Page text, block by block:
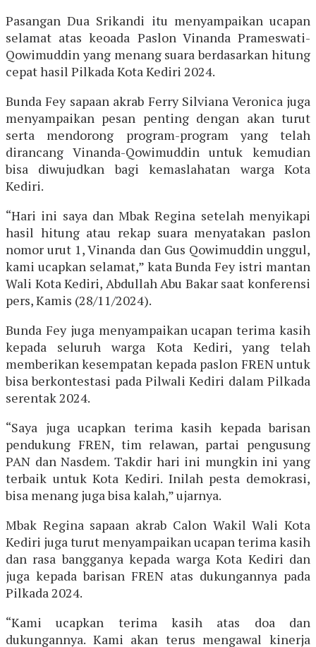
Pasangan Dua Srikandi itu menyampaikan ucapan
selamat atas keoada Paslon Vinanda Prameswati-
Qowimuddin yang menang suara berdasarkan hitung
cepat hasil Pilkada Kota Kediri 2024.
Bunda Fey sapaan akrab Ferry Silviana Veronica juga
menyampaikan pesan penting dengan akan turut
serta mendorong program-program yang telah
dirancang Vinanda-Qowimuddin untuk kemudian
bisa diwujudkan bagi kemaslahatan warga Kota
Kediri.
“Hari ini saya dan Mbak Regina setelah menyikapi
hasil hitung atau rekap suara menyatakan paslon
nomor urut 1, Vinanda dan Gus Qowimuddin unggul,
kami ucapkan selamat,” kata Bunda Fey istri mantan
Wali Kota Kediri, Abdullah Abu Bakar saat konferensi
pers, Kamis (28/11/2024).
Bunda Fey juga menyampaikan ucapan terima kasih
kepada seluruh warga Kota Kediri, yang telah
memberikan kesempatan kepada paslon FREN untuk
bisa berkontestasi pada Pilwali Kediri dalam Pilkada
serentak 2024.
“Saya juga ucapkan terima kasih kepada barisan
pendukung FREN, tim relawan, partai pengusung
PAN dan Nasdem. Takdir hari ini mungkin ini yang
terbaik untuk Kota Kediri. Inilah pesta demokrasi,
bisa menang juga bisa kalah,” ujarnya.
Mbak Regina sapaan akrab Calon Wakil Wali Kota
Kediri juga turut menyampaikan ucapan terima kasih
dan rasa bangganya kepada warga Kota Kediri dan
juga kepada barisan FREN atas dukungannya pada
Pilkada 2024.
“Kami ucapkan terima kasih atas doa dan
dukungannya. Kami akan terus mengawal kinerja